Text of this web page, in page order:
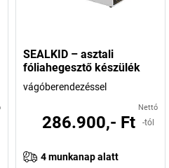
SEALKID – asztali
fóliahegesztő készülék
vágóberendezéssel
Nettó
286.900,- Ft -tól
4 munkanap alatt